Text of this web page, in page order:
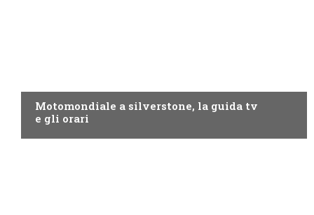
Motomondiale a silverstone, la guida tv
e gli orari